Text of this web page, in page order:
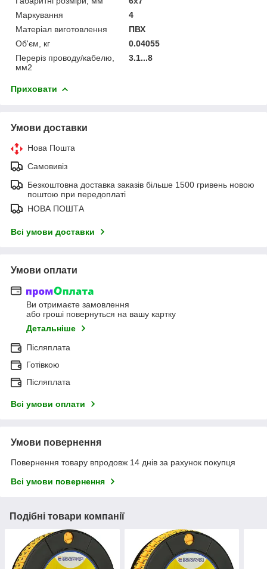
Маркування
4
Матеріал виготовлення
ПВХ
Об'єм, кг
0.04055
Переріз проводу/кабелю,
мм2
3.1...8
Приховати
Умови доставки
Нова Пошта
Самовивіз
Безкоштовна доставка заказів більше 1500 гривень новою
поштою при передоплаті
НОВА ПОШТА
Всі умови доставки
Умови оплати
Ви отримаєте замовлення
або гроші повернуться на вашу картку
Детальніше
Післяплата
Готівкою
Післяплата
Всі умови оплати
Умови повернення
Повернення товару впродовж 14 днів за рахунок покупця
Всі умови повернення
Подібні товари компанії